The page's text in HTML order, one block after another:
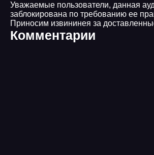
Уважаемые пользователи, данная
заблокирована по требованию ее
Приносим извининея за
Комментарии